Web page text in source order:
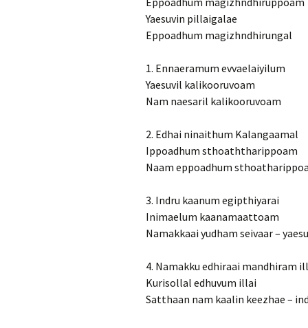
Yaesuvin pillaigalae
Eppoadhum magizhndhirungal
1. Ennaeramum evvaelaiyilum
Yaesuvil kalikooruvoam
Nam naesaril kalikooruvoam
2. Edhai ninaithum Kalangaamal
Ippoadhum sthoaththarippoam
Naam eppoadhum
3. Indru kaanum egipthiyarai
Inimaelum kaanamaattoam
Namakkaai yudham seivaar – yaesu
4. Namakku edhiraai mandhiram
Kurisollal edhuvum illai
Satthaan nam kaalin keezhae –